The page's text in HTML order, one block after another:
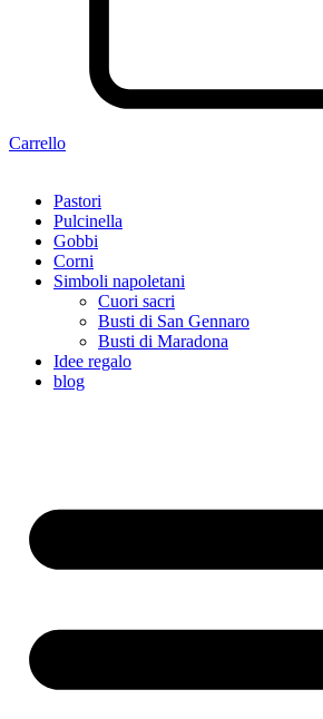
Carrello
Pastori
Pulcinella
Gobbi
Corni
Simboli napoletani
Cuori sacri
Busti di San Gennaro
Busti di Maradona
Idee regalo
blog